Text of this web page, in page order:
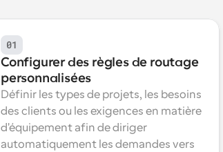
01
Configurer des règles de routage
personnalisées
Définir les types de projets, les besoins
des clients ou les exigences en matière
d'équipement afin de diriger
automatiquement les demandes vers